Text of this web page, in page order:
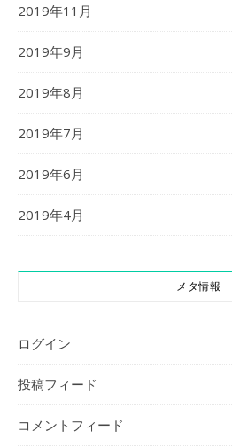
2019年11月
2019年9月
2019年8月
2019年7月
2019年6月
2019年4月
メタ情報
ログイン
投稿フィード
コメントフィード